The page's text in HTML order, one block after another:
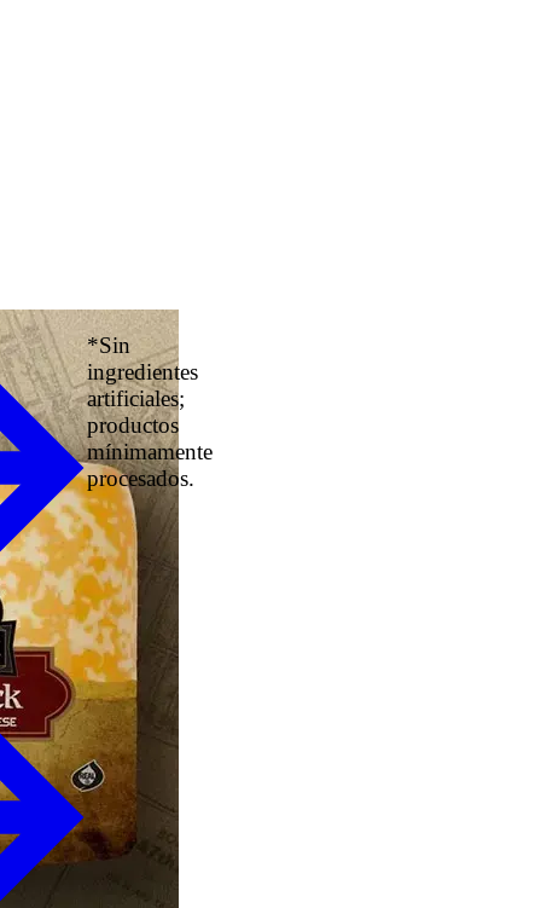
*Sin
ingredientes
artificiales;
productos
mínimamente
procesados.